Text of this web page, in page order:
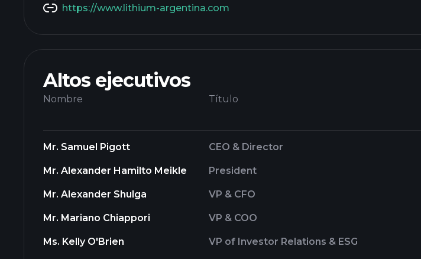
https://www.lithium-argentina.com
Altos ejecutivos
Nombre Título
Mr. Samuel Pigott CEO & Director
Mr. Alexander Hamilto Meikle President
Mr. Alexander Shulga VP & CFO
Mr. Mariano Chiappori VP & COO
Ms. Kelly O'Brien VP of Investor Relations & ESG